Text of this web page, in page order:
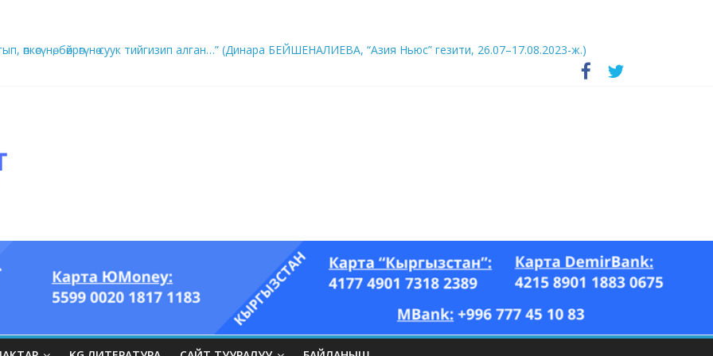
өпкөсүнө, бөйрөгүнө суук тийгизип алган…” (Динара БЕЙШЕНАЛИЕВА, “Азия Ньюс” гезити, 26.07–17.08.2023-ж.)
он үч акындын котормосунда